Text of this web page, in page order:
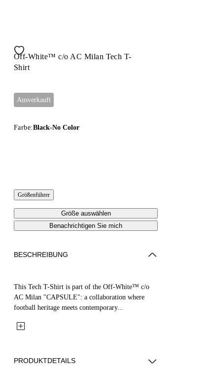
Off-White™ c/o AC Milan Tech T-
Shirt
Ausverkauft
Farbe:Black-No Color
Größenführer
Größe auswählen
Benachrichtigen Sie mich
BESCHREIBUNG
This Tech T-Shirt is part of the Off-White™ c/o
AC Milan "CAPSULE": a collaboration where
football heritage meets contemporary...
PRODUKTDETAILS